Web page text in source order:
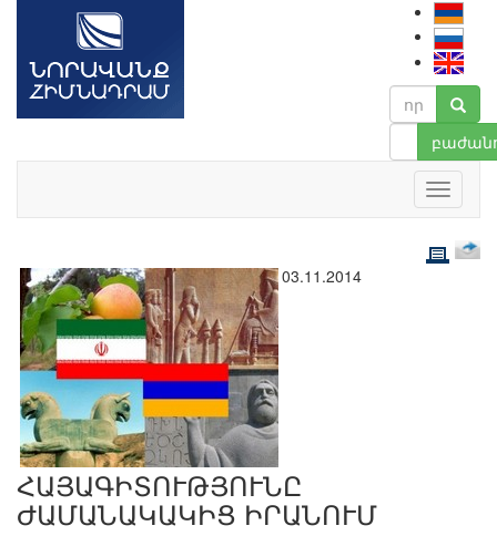
03.11.2014
ՀԱՅԱԳԻՏՈՒԹՅՈՒՆԸ
ԺԱՄԱՆԱԿԱԿԻՑ ԻՐԱՆՈՒՄ